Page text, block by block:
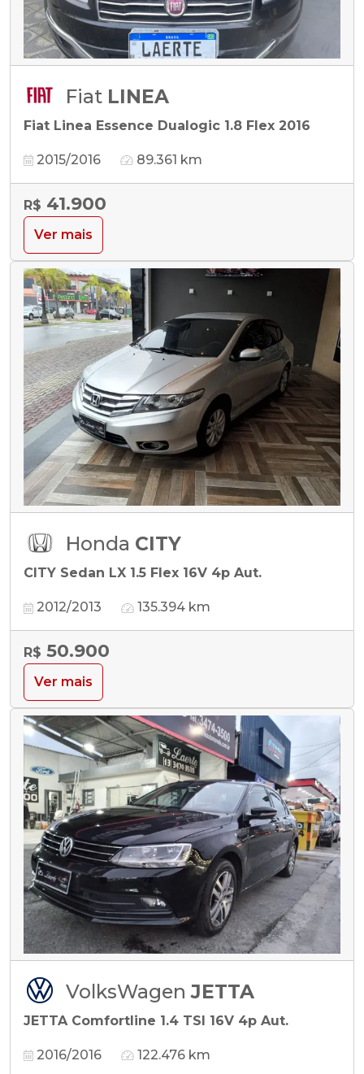
Fiat LINEA
Fiat Linea Essence Dualogic 1.8 Flex 2016
2015/2016 89.361 km
R$ 41.900
Ver mais
Honda CITY
CITY Sedan LX 1.5 Flex 16V 4p Aut.
2012/2013 135.394 km
R$ 50.900
Ver mais
VolksWagenJETTA
JETTA Comfortline 1.4 TSI 16V 4p Aut.
2016/2016 122.476 km